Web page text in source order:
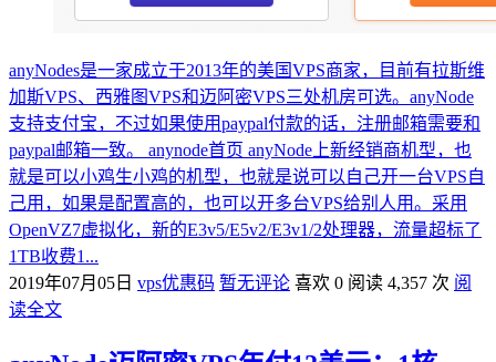
anyNodes是一家成立于2013年的美国VPS商家，目前有拉斯维
加斯VPS、西雅图VPS和迈阿密VPS三处机房可选。anyNode
支持支付宝，不过如果使用paypal付款的话，注册邮箱需要和
paypal邮箱一致。 anynode首页 anyNode上新经销商机型，也
就是可以小鸡生小鸡的机型，也就是说可以自己开一台VPS自
己用，如果是配置高的，也可以开多台VPS给别人用。采用
OpenVZ7虚拟化，新的E3v5/E5v2/E3v1/2处理器，流量超标了
1TB收费1...
2019年07月05日 vps优惠码 暂无评论 喜欢 0 阅读 4,357 次 阅
读全文